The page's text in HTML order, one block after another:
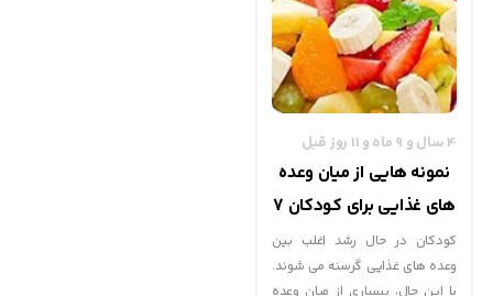
4 سال و 9 ماه و 11 روز قبل
نمونه هایی از میان وعده
های غذایی برای کودکان 7
تا 11 ساله | گهوارک
کودکان در حال رشد اغلب بین
وعده های غذایی گرسنه می شوند.